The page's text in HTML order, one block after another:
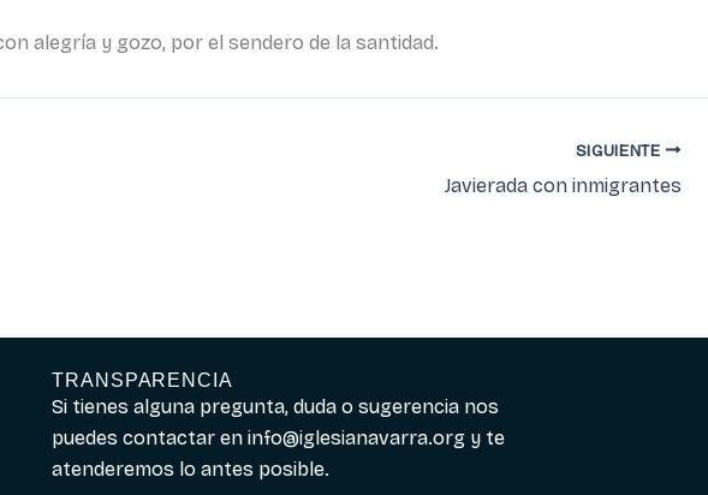
alegría y gozo, por el sendero de la santidad.
SIGUIENTE
Javierada con inmigrantes
TRANSPARENCIA
Si tienes alguna pregunta, duda o sugerencia nos
puedes contactar eninfo@iglesianavarra.org y te
atenderemos lo antes posible.